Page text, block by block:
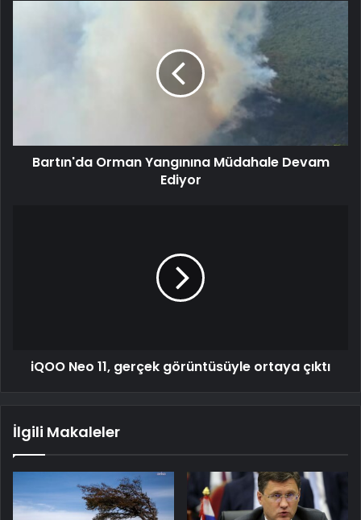
Bartın'da Orman Yangınına Müdahale Devam
Ediyor
iQOO Neo 11, gerçek görüntüsüyle ortaya çıktı
İlgili Makaleler